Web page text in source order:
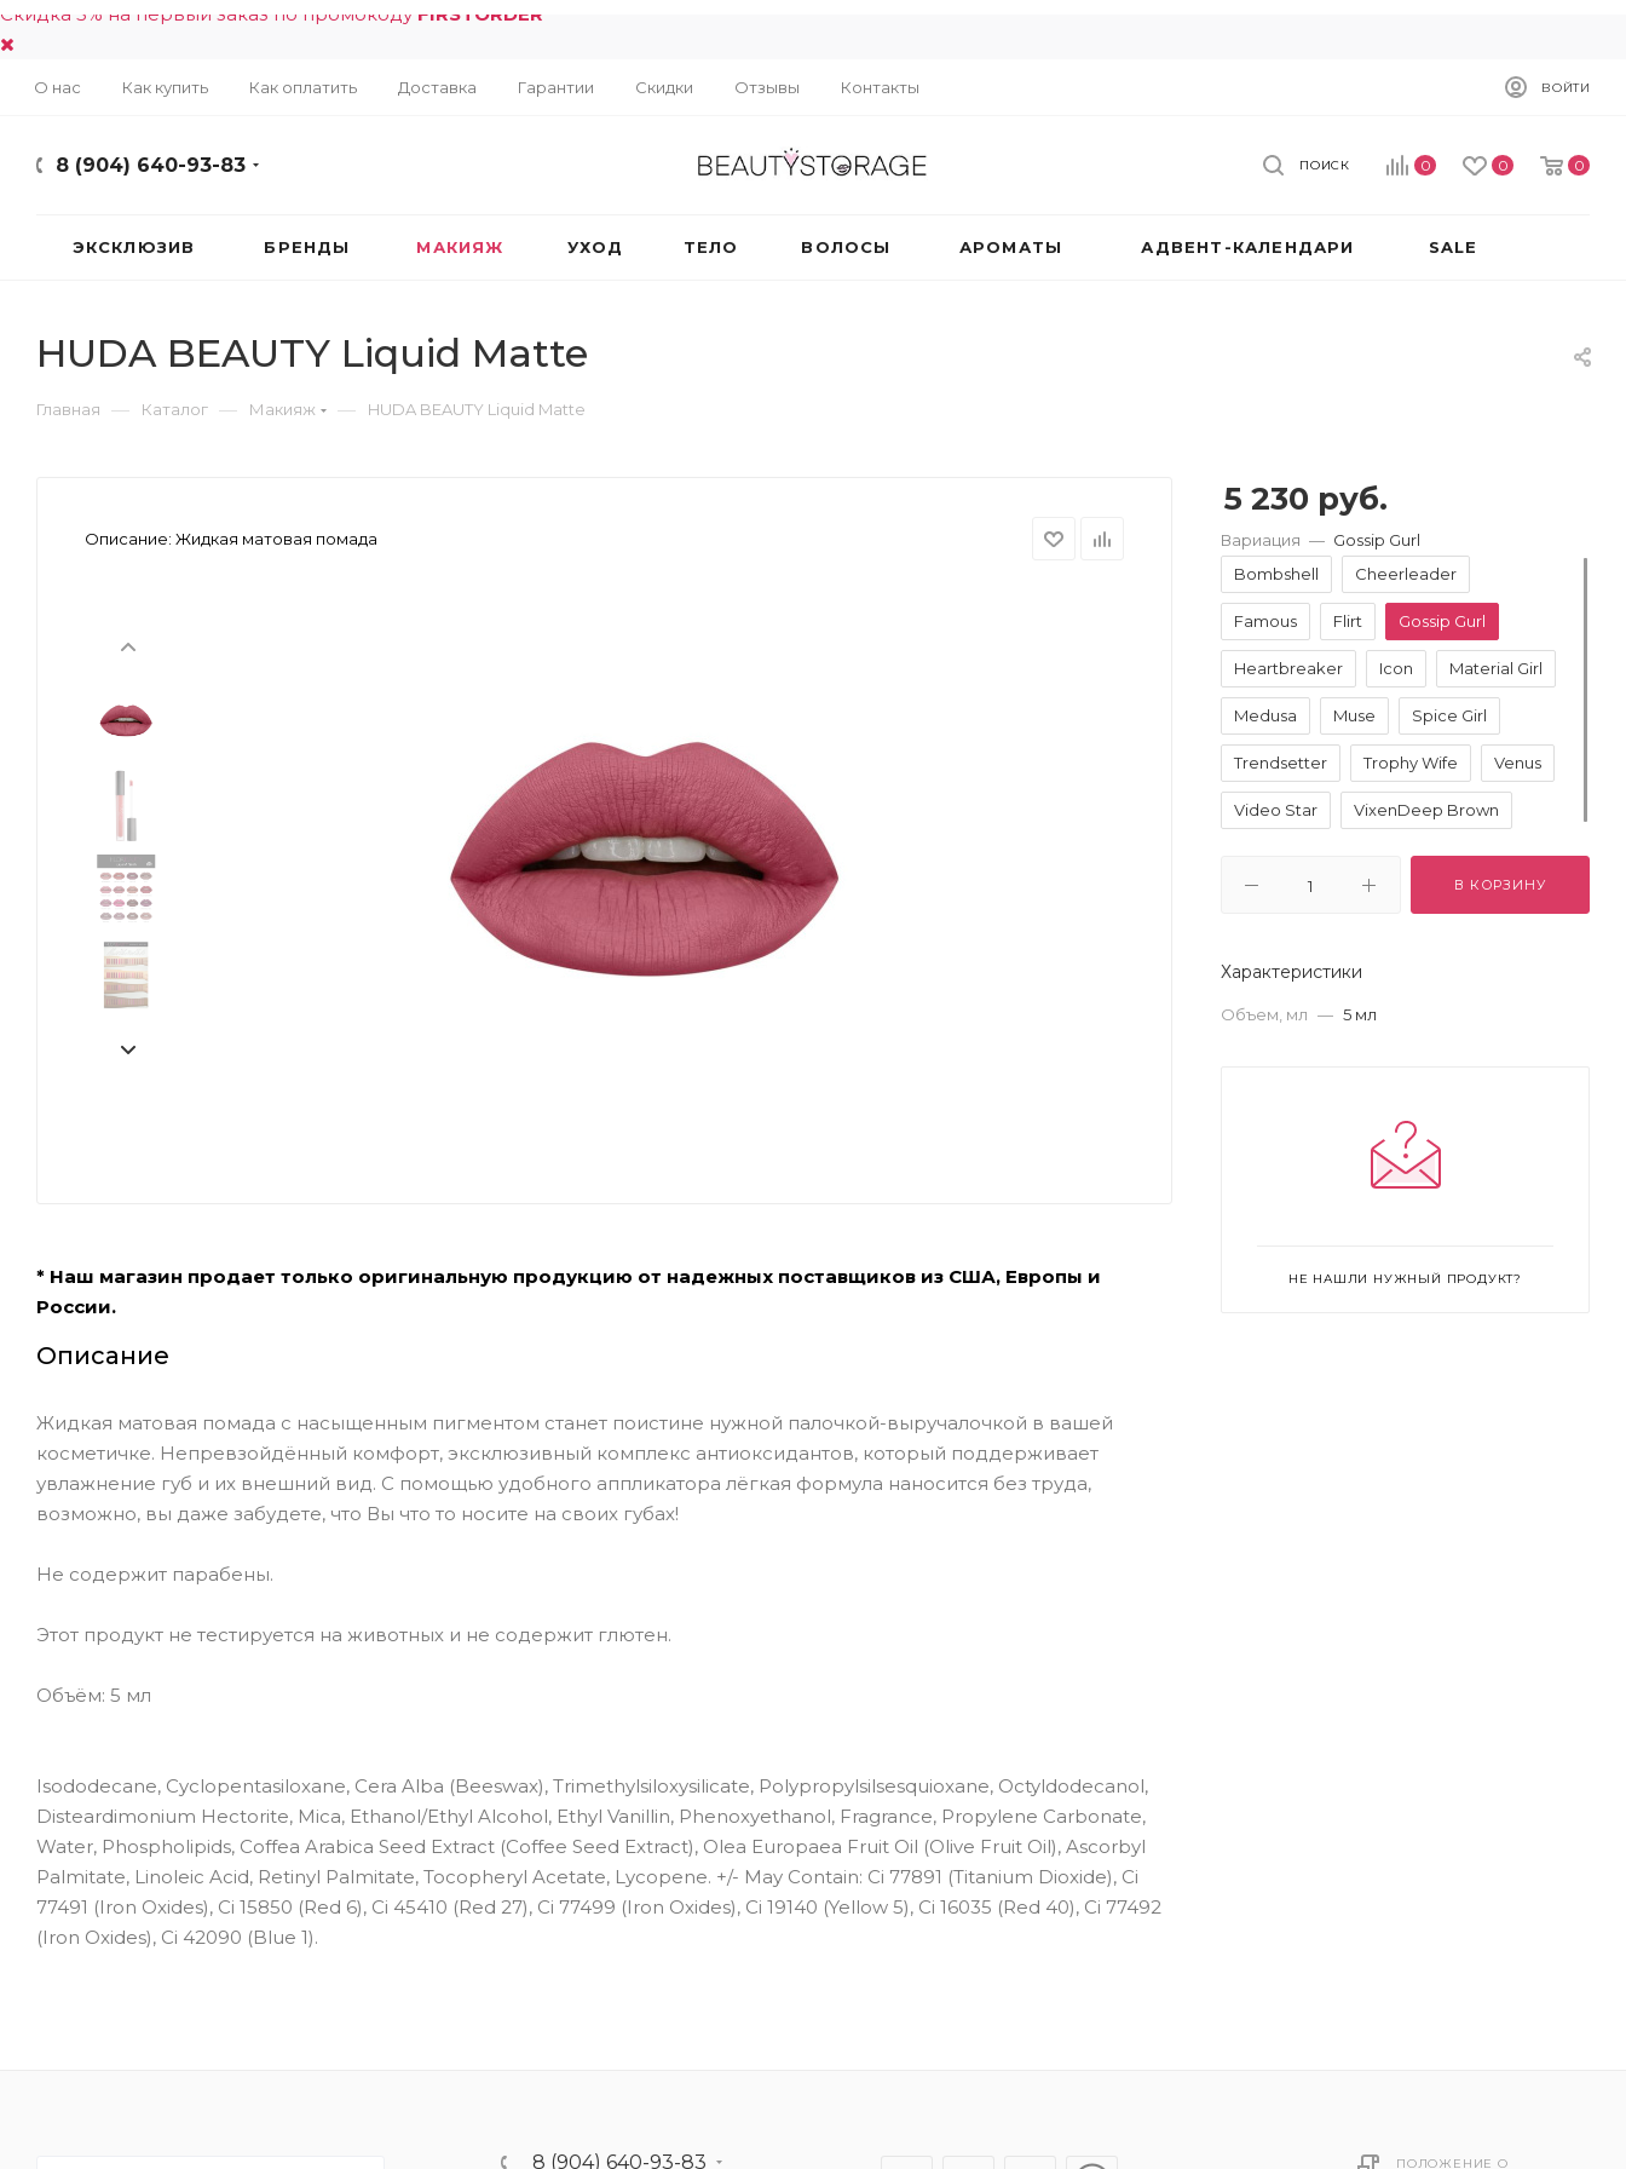
Скидка 5% на первый заказ по промокоду FIRSTORDER
О нас Как купить Как оплатить Доставка Гарантии Скидки Отзывы Контакты ВОЙТИ
8 (904) 640-93-83 0 0 0
ПОИСК
ЭКСКЛЮЗИВ БРЕНДЫ МАКИЯЖ УХОД ТЕЛО ВОЛОСЫ АРОМАТЫ АДВЕНТ-КАЛЕНДАРИ SALE
HUDA BEAUTY Liquid Matte
Главная — Каталог — Макияж — HUDA BEAUTY Liquid Matte
Описание: Жидкая матовая помада
* Наш магазин продает только оригинальную продукцию от надежных поставщиков из США, Европы и
России.
Описание
Жидкая матовая помада с насыщенным пигментом станет поистине нужной палочкой-выручалочкой в вашей
косметичке. Непревзойдённый комфорт, эксклюзивный комплекс антиоксидантов, который поддерживает
увлажнение губ и их внешний вид. С помощью удобного аппликатора лёгкая формула наносится без труда,
возможно, вы даже забудете, что Вы что то носите на своих губах!
Не содержит парабены.
Этот продукт не тестируется на животных и не содержит глютен.
Объём: 5 мл
Isododecane, Cyclopentasiloxane, Cera Alba (Beeswax), Trimethylsiloxysilicate, Polypropylsilsesquioxane, Octyldodecanol,
Disteardimonium Hectorite, Mica, Ethanol/Ethyl Alcohol, Ethyl Vanillin, Phenoxyethanol, Fragrance, Propylene Carbonate,
Water, Phospholipids, Coffea Arabica Seed Extract (Coffee Seed Extract), Olea Europaea Fruit Oil (Olive Fruit Oil), Ascorbyl
Palmitate, Linoleic Acid, Retinyl Palmitate, Tocopheryl Acetate, Lycopene. +/- May Contain: Ci 77891 (Titanium Dioxide), Ci
77491 (Iron Oxides), Ci 15850 (Red 6), Ci 45410 (Red 27), Ci 77499 (Iron Oxides), Ci 19140 (Yellow 5), Ci 16035 (Red 40), Ci 77492
(Iron Oxides), Ci 42090 (Blue 1).
5 230 руб.
Вариация — Gossip Gurl
Bombshell
Cheerleader
Famous Flirt Gossip Gurl
Heartbreaker Icon Material Girl
Medusa Muse Spice Girl
Trendsetter Trophy Wife Venus
Video Star VixenDeep Brown
В КОРЗИНУ
Характеристики
Объем, мл — 5 мл
НЕ НАШЛИ НУЖНЫЙ ПРОДУКТ?
8 (904) 640-93-83 ПОЛОЖЕНИЕ О